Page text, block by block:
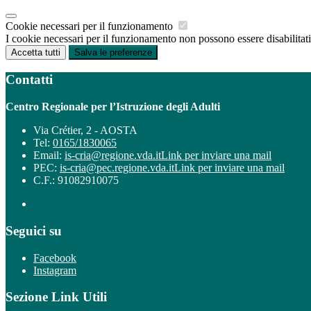
Cookie necessari per il funzionamento
I cookie necessari per il funzionamento non possono essere
Accetta tutti Salva le preferenze
Contatti
Centro Regionale per l’Istruzione degli Adulti
Via Crétier, 2 - AOSTA
Tel: 0165/1830065
Email: is-cria@regione.vda.itLink per inviare una mail
PEC: is-cria@pec.regione.vda.itLink per inviare una mail
C.F.: 91082910075
Seguici su
Facebook
Instagram
Sezione Link Utili